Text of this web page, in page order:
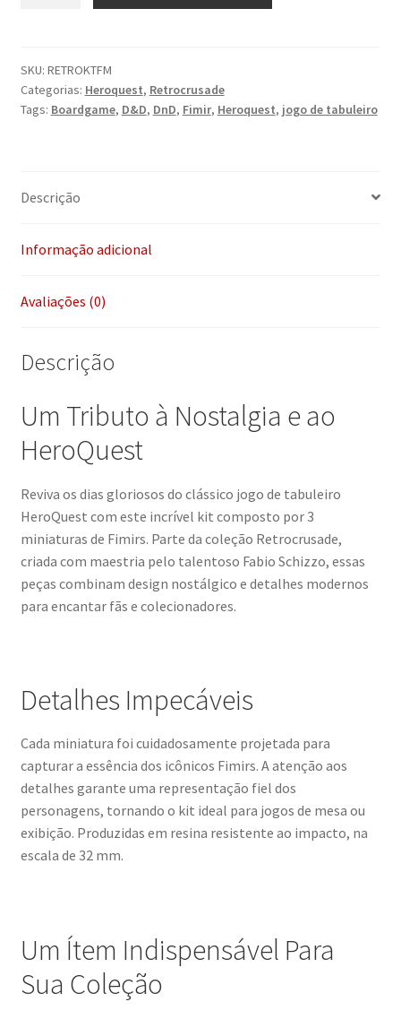
quantidade
SKU: RETROKTFM
Categorias: Heroquest, Retrocrusade
Tags: Boardgame, D&D, DnD, Fimir, Heroquest, jogo de tabuleiro
Descrição
Informação adicional
Avaliações (0)
Descrição
Um Tributo à Nostalgia e ao
HeroQuest
Reviva os dias gloriosos do clássico jogo de tabuleiro
HeroQuest com este incrível kit composto por 3
miniaturas de Fimirs. Parte da coleção Retrocrusade,
criada com maestria pelo talentoso Fabio Schizzo, essas
peças combinam design nostálgico e detalhes modernos
para encantar fãs e colecionadores.
Detalhes Impecáveis
Cada miniatura foi cuidadosamente projetada para
capturar a essência dos icônicos Fimirs. A atenção aos
detalhes garante uma representação fiel dos
personagens, tornando o kit ideal para jogos de mesa ou
exibição. Produzidas em resina resistente ao impacto, na
escala de 32 mm.
Um Ítem Indispensável Para
Sua Coleção